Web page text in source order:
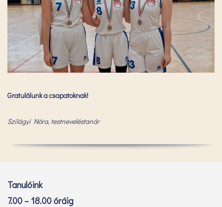
Gratulálunk a csapatoknak!
Szilágyi Nóra, testneveléstanár
Tanulóink
7.00 – 18.00 óráig